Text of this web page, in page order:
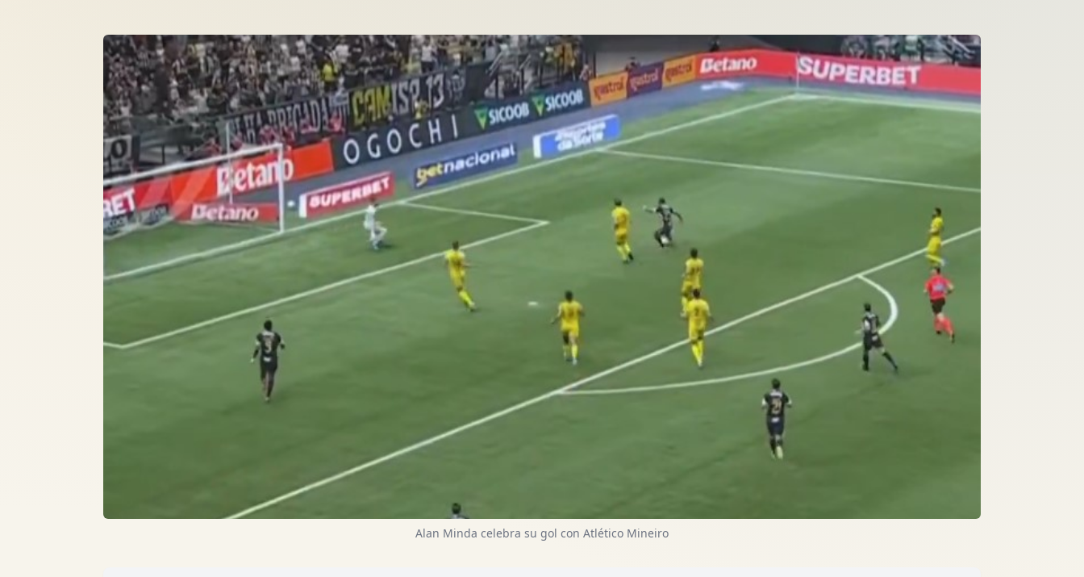
Alan Minda celebra su gol con Atlético Mineiro